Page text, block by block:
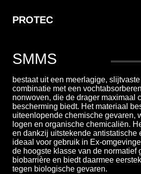
PROTEC
SMMS
bestaat uit een meerlagige,
combinatie met een
nonwoven, die de drager maximaal
bescherming biedt. Het materiaal
uiteenlopende chemische gevaren,
logen en organische chemicaliën.
en dankzij uitstekende antistatische
ideaal voor gebruik in Ex-
de hoogste klasse van de normatief
biobarrière en biedt daarmee
tegen biologische gevaren.